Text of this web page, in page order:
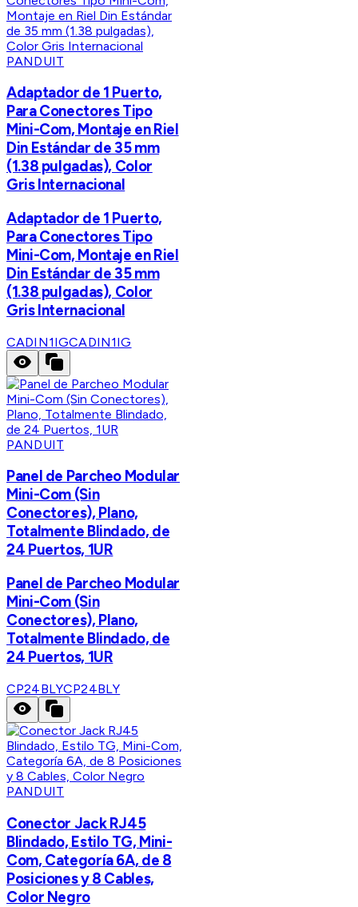
PANDUIT
Adaptador de 1 Puerto,
Para Conectores Tipo
Mini-Com, Montaje en Riel
Din Estándar de 35 mm
(1.38 pulgadas), Color
Gris Internacional
Adaptador de 1 Puerto,
Para Conectores Tipo
Mini-Com, Montaje en Riel
Din Estándar de 35 mm
(1.38 pulgadas), Color
Gris Internacional
CADIN1IGCADIN1IG
PANDUIT
Panel de Parcheo Modular
Mini-Com (Sin
Conectores), Plano,
Totalmente Blindado, de
24 Puertos, 1UR
Panel de Parcheo Modular
Mini-Com (Sin
Conectores), Plano,
Totalmente Blindado, de
24 Puertos, 1UR
CP24BLYCP24BLY
PANDUIT
Conector Jack RJ45
Blindado, Estilo TG, Mini-
Com, Categoría 6A, de 8
Posiciones y 8 Cables,
Color Negro